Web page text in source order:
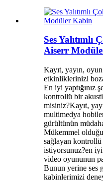
Ses
Aiserr
Kayıt, yayın,
etkinliklerinizi
En iyi yaptığınız
kontrollü bir
misiniz?Kayıt,
multimedya
gürültünün
Mükemmel
sağlayan
istiyorsunuz?en
video oyununun
Bunun yerine ses
kabinlerimizi